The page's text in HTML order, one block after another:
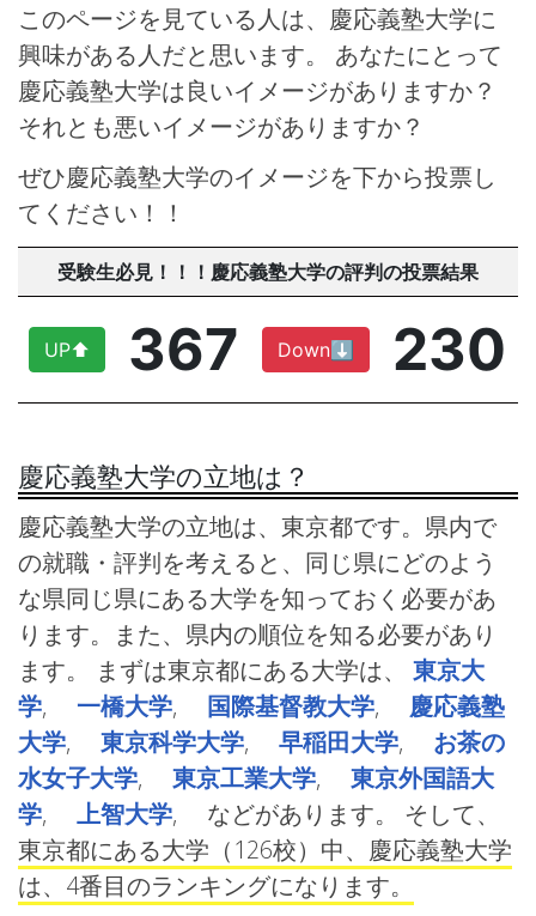
このページを見ている人は、慶応義塾大学に
興味がある人だと思います。 あなたにとって
慶応義塾大学は良いイメージがありますか？
それとも悪いイメージがありますか？
ぜひ慶応義塾大学のイメージを下から投票し
てください！！
受験生必見！！！慶応義塾大学の評判の投票結果
UP⬆︎ 367 Down⬇︎ 230
慶応義塾大学の立地は？
慶応義塾大学の立地は、東京都です。県内で
の就職・評判を考えると、同じ県にどのよう
な県同じ県にある大学を知っておく必要があ
ります。また、県内の順位を知る必要があり
ます。 まずは東京都にある大学は、 東京大
学, 一橋大学, 国際基督教大学, 慶応義塾
大学, 東京科学大学, 早稲田大学, お茶の
水女子大学, 東京工業大学, 東京外国語大
学, 上智大学, などがあります。 そして、
東京都にある大学（126校）中、慶応義塾大学
は、4番目のランキングになります。